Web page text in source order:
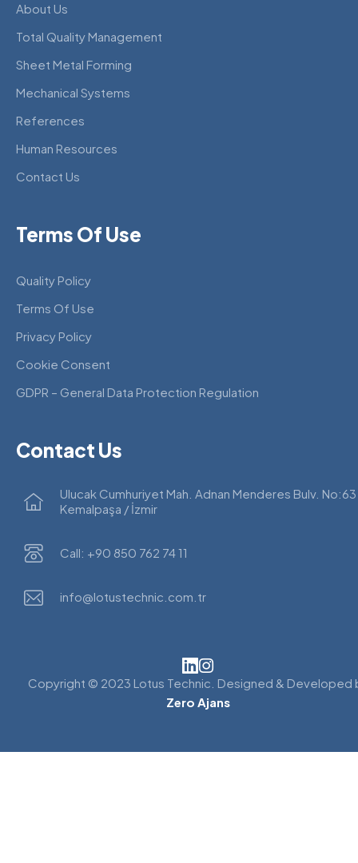
About Us
Total Quality Management
Sheet Metal Forming
Mechanical Systems
References
Human Resources
Contact Us
Terms Of Use
Quality Policy
Terms Of Use
Privacy Policy
Cookie Consent
GDPR – General Data Protection Regulation
Contact Us
Ulucak Cumhuriyet Mah. Adnan Menderes Bulv. No:63
Kemalpaşa / İzmir
Call: +90 850 762 74 11
info@lotustechnic.com.tr
Copyright © 2023 Lotus Technic. Designed & Developed
Zero Ajans